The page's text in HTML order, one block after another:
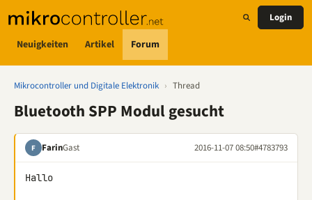
Neuigkeiten Artikel Forum
Login
Mikrocontroller und Digitale Elektronik › Thread
Bluetooth SPP Modul gesucht
F FarinGast 2016-11-07 08:50#4783793
Hallo